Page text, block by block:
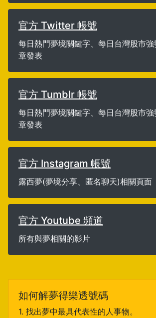
官方 Twitter 帳號
每日熱門夢境關鍵字、每日台灣股市
章發表
官方 Tumblr 帳號
每日熱門夢境關鍵字、每日台灣股市
章發表
官方 Instagram 帳號
露西夢(夢境分享、匿名聊天)相關頁面
官方 Youtube 頻道
所有與夢相關的影片
如何解夢得樂透號碼
1. 找出夢中最具代表性的人事物。